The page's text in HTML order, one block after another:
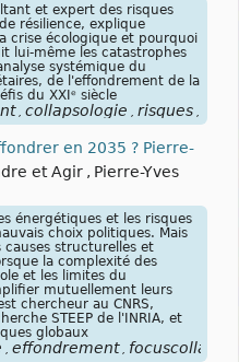
et expert des risques
résilience, explique
crise écologique et pourquoi
lui-même les catastrophes
systémique du
de l'effondrement de la
du XXIᵉ siècle
collapsologie risques
en 2035 ? Pierre-
et Agir , Pierre-Yves
énergétiques et les risques
choix politiques. Mais
causes structurelles et
la complexité des
et les limites du
mutuellement leurs
chercheur au CNRS,
STEEP de l'INRIA, et
globaux
effondrement focuscollaps